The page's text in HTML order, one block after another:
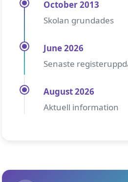
October 2013
Skolan grundades
June 2026
Senaste
August 2026
Aktuell information